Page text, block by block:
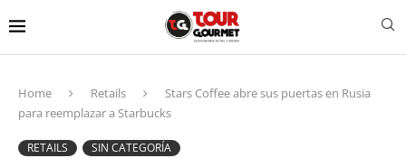
Home Retails
Stars Coffee abre sus puertas en Rusia
para reemplazar a Starbucks
RETAILS SIN CATEGORÍA